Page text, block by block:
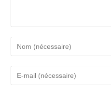
your
name
your